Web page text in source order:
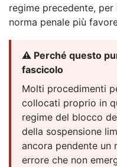
regime precedente,
norma penale più
⚠️ Perché questo
fascicolo
Molti procedimenti
collocati proprio in
regime del blocco
della sospensione
ancora pendente un
errore che non